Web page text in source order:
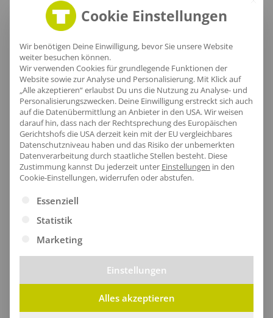
Lieferzeit
[jgm-review-widget]
Kundenprojekte
Kombi Produkte
Cookie Einstellungen
Wir benötigen Deine Einwilligung, bevor Sie unsere Website
weiter besuchen können.
Wir verwenden Cookies für grundlegende Funktionen der
Website sowie zur Analyse und Personalisierung. Mit Klick auf
„Alle akzeptieren“ erlaubst Du uns die Nutzung zu Analyse- und
Personalisierungszwecken. Deine Einwilligung erstreckt sich auch
auf die Datenübermittlung an Anbieter in den USA. Wir weisen
darauf hin, dass nach der Rechtsprechung des Europäischen
Gerichtshofs die USA derzeit kein mit der EU vergleichbares
Datenschutzniveau haben und das Risiko der unbemerkten
Datenverarbeitung durch staatliche Stellen besteht. Diese
Zustimmung kannst Du jederzeit unter Einstellungen in den
Cookie-Einstellungen, widerrufen oder abstufen.
Es folgt eine Liste der Service-Gruppen, für die eine
Essenziell
Statistik
Marketing
Einstellungen
Alles akzeptieren